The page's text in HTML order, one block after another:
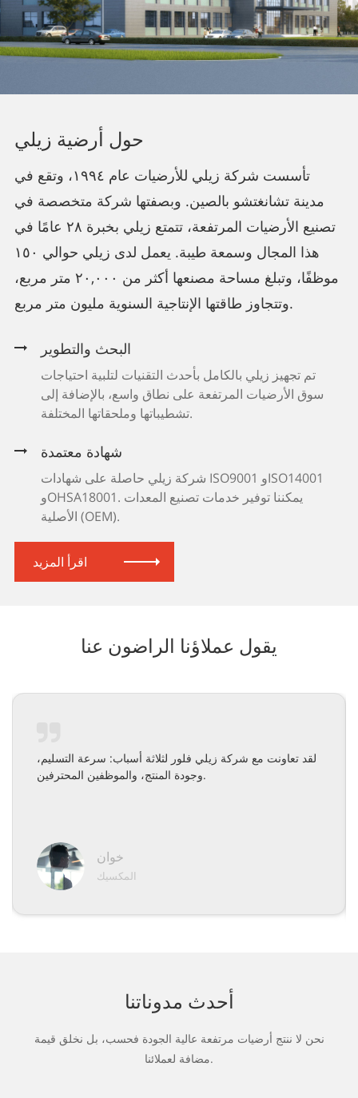
حول أرضية زيلي
تأسست شركة زيلي للأرضيات عام ١٩٩٤، وتقع في
مدينة تشانغتشو بالصين. وبصفتها شركة متخصصة في
تصنيع الأرضيات المرتفعة، تتمتع زيلي بخبرة ٢٨ عامًا في
هذا المجال وسمعة طيبة. يعمل لدى زيلي حوالي ١٥٠
موظفًا، وتبلغ مساحة مصنعها أكثر من ٢٠,٠٠٠ متر مربع،
وتتجاوز طاقتها الإنتاجية السنوية مليون متر مربع.
البحث والتطوير
تم تجهيز زيلي بالكامل بأحدث التقنيات لتلبية احتياجات
سوق الأرضيات المرتفعة على نطاق واسع، بالإضافة إلى
تشطيباتها وملحقاتها المختلفة.
شهادة معتمدة
شركة زيلي حاصلة على شهادات ISO9001 وISO14001
وOHSA18001. يمكننا توفير خدمات تصنيع المعدات
الأصلية (OEM).
اقرأ المزيد
يقول عملاؤنا الراضون عنا
لقد تعاونت مع شركة زيلي فلور لثلاثة أسباب: سرعة التسليم،
وجودة المنتج، والموظفين المحترفين.
خوان
المكسيك
أحدث مدوناتنا
نحن لا ننتج أرضيات مرتفعة عالية الجودة فحسب، بل نخلق قيمة
مضافة لعملائنا.